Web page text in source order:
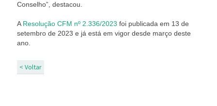
Conselho”, destacou.
A Resolução CFM nº 2.336/2023 foi publicada em 13 de
setembro de 2023 e já está em vigor desde março deste
ano.
< Voltar